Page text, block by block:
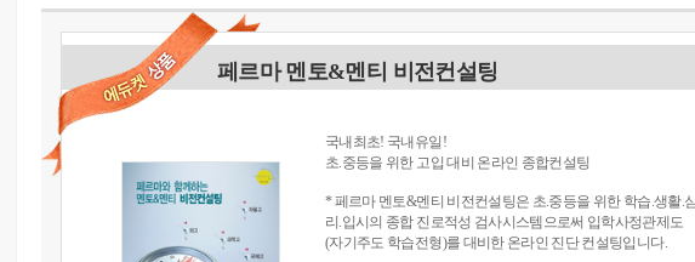
페르마 멘토&멘티 비전컨설팅
국내최초! 국내유일!
초.중등을 위한 고입 대비 온라인 종합컨설팅
* 페르마 멘토&멘티 비전컨설팅은 초.중등을 위한 학습.생활.
리.입시의 종합 진로적성 검사시스템으로써 입학사정관제도
(자기주도 학습전형)를 대비한 온라인 진단 컨설팅입니다.